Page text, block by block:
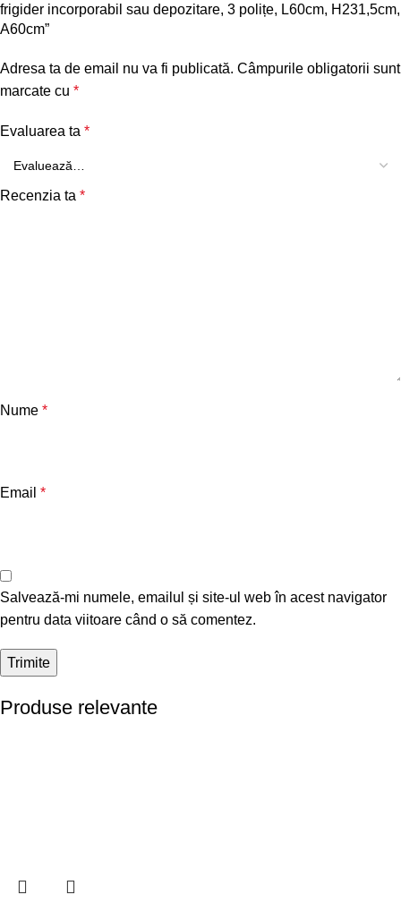
frigider incorporabil sau depozitare, 3 polițe, L60cm, H231,5cm,
A60cm”
Adresa ta de email nu va fi publicată. Câmpurile obligatorii sunt
marcate cu *
Evaluarea ta *
Recenzia ta *
Nume *
Email *
Salvează-mi numele, emailul și site-ul web în acest navigator
pentru data viitoare când o să comentez.
Produse relevante